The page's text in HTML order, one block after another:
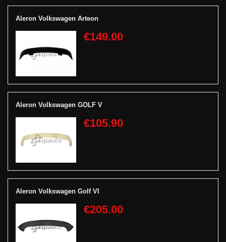
Aleron Volkswagen Arteon
€149.00
Aleron Volkswagen GOLF V
€105.90
Aleron Volkswagen Golf VI
€205.00